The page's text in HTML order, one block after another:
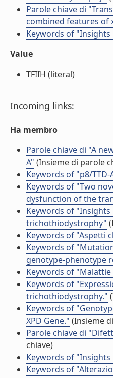
Parole chiave di
combined features of
Keywords of
Value
TFIIH (literal)
Incoming links:
Ha membro
Parole chiave di "A
A" (Insieme di parole
Keywords of "p8/
Keywords of "Two
dysfunction of the
Keywords of
trichothiodystrophy"
Keywords of "Aspetti
Keywords of
genotype-phenotype
Keywords of
Keywords of
trichothiodystrophy."
Keywords of
XPD Gene." (Insieme
Parole chiave di
chiave)
Keywords of
Keywords of